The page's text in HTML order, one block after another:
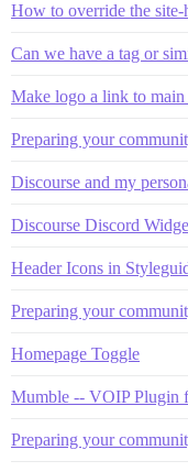
How to override the site-
Can we have a tag or
Make logo a link to main
Preparing your
Discourse and my
Discourse Discord
Header Icons in
Preparing your
Homepage Toggle
Mumble -- VOIP Plugin
Preparing your